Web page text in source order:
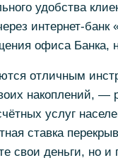
удобства
интернет-
офиса Банка,
отличным
накоплений, —
услуг
ставка
свои деньги, но